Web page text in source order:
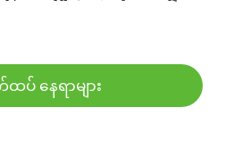
ထပ် နေရာများ